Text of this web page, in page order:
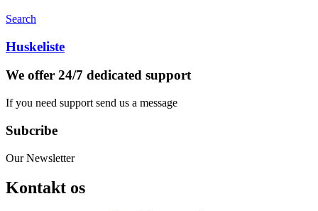
Search
Huskeliste
We offer 24/7 dedicated support
If you need support send us a message
Subcribe
Our Newsletter
Kontakt os